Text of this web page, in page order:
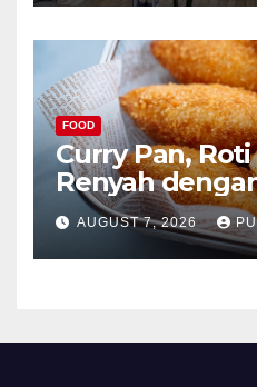
FOOD
Curry Pan,
Renyah
Menggoda
AUGUST 7, 2026